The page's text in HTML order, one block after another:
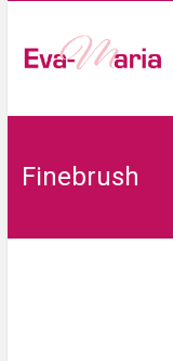
Finebrush